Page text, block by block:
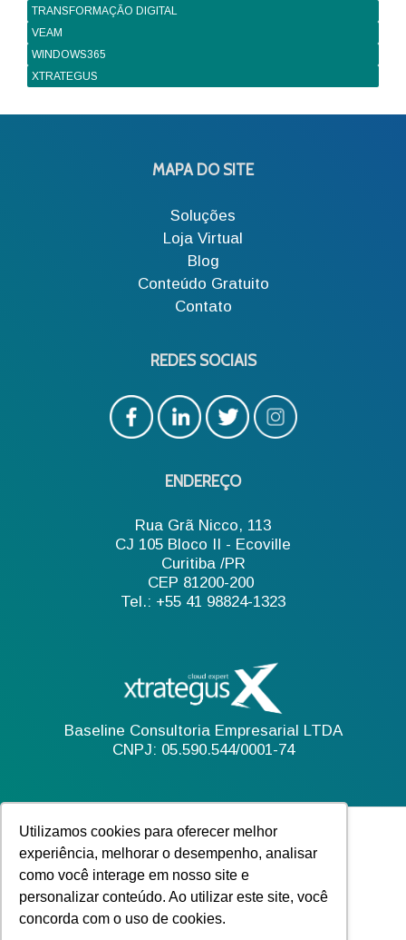
Utilizamos cookies para oferecer melhor
experiência, melhorar o desempenho, analisar
como você interage em nosso site e
personalizar conteúdo. Ao utilizar este site, você
concorda com o uso de cookies.
TRANSFORMAÇÃO DIGITAL
VEAM
WINDOWS365
XTRATEGUS
MAPA DO SITE
Soluções
Loja Virtual
Blog
Conteúdo Gratuito
Contato
REDES SOCIAIS
ENDEREÇO
Rua Grã Nicco, 113
CJ 105 Bloco II - Ecoville
Curitiba /PR
CEP 81200-200
Tel.: +55 41 98824-1323
Baseline Consultoria Empresarial LTDA
CNPJ: 05.590.544/0001-74